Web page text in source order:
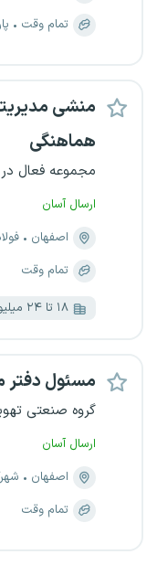
تمام وقت
منشی
هماهنگی
مجموعه فعال در
ارسال آسان
اصفهان
تمام وقت
۱۸ تا ۲۴ میلیون تومان
مسئول دفتر
گروه صنعتی
ارسال آسان
اصفهان
تمام وقت